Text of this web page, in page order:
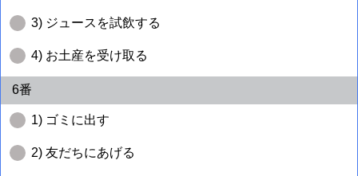
3) ジュースを試飲する
4) お土産を受け取る
6番
1) ゴミに出す
2) 友だちにあげる